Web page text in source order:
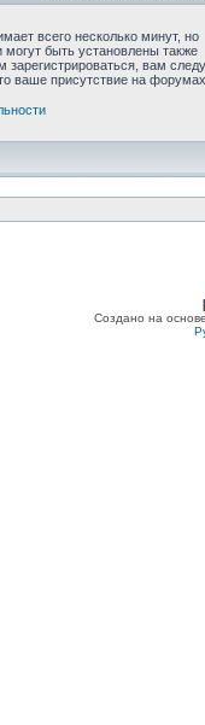
всего несколько минут, но
быть установлены также
зарегистрироваться, вам
ваше присутствие на форумах
Создано на основе